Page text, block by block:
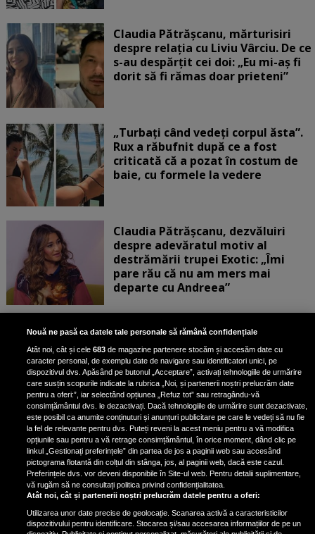
Claudia Pătrășcanu, mărturisiri
despre relația cu Liviu Vârciu. De ce
s-au despărțit cei doi: „Eu mi-aș fi
dorit să fi rămas doar prieteni”
„Turbați când vedeți corpul ăsta”.
Rux a răbufnit după ce a fost
criticată că a pozat în costum de
baie, cu formele la vedere
Claudia Pătrășcanu, dezvăluiri
despre adevăratul motiv al
destrămării trupei Exotic: „Îmi
pare rău că nu am mers mai
departe cu Andreea”
Scene incredibile! Ilinca Vandici a
pus mâna pe aparatul de
fotografiat al unui paparazzo și i l-
a aruncat la gunoi: „S-a dus la
poliție. Nu mai aveam aer”
Oana Moșneagu, mărturisiri
despre începutul relației cu Vlad
Gherman: „Eu am fost îngrozită de
aceasta posibilă relație”
Nouă ne pasă ca datele tale personale să rămână confidențiale
Atât noi, cât și cele683 de magazine partenere stocăm și accesăm date cu
caracter personal, de exemplu date de navigare sau identificatori unici, pe
dispozitivul dvs. Apăsând pe butonul „Acceptare”, activați tehnologiile de urmărire
care susțin scopurile indicate la rubrica „Noi, și partenerii noștri prelucrăm date
pentru a oferi:”, iar selectând opțiunea „Refuz tot” sau retragându-vă
consimțământul dvs. le dezactivați. Dacă tehnologiile de urmărire sunt dezactivate,
este posibil ca anumite conținuturi și anunțuri publicitare pe care le vedeți să nu fie
la fel de relevante pentru dvs. Puteți reveni la acest meniu pentru a vă modifica
opțiunile sau pentru a vă retrage consimțământul, în orice moment, dând clic pe
linkul „Gestionați preferințele” din partea de jos a paginii web sau accesând
pictograma flotantă din colțul din stânga, jos, al paginii web, dacă este cazul.
Preferințele dvs. vor deveni disponibile în Site-ul web. Pentru detalii suplimentare,
vă rugăm să ne consultați politica privind confidențialitatea.
Atât noi, cât și partenerii noștri prelucrăm datele pentru a oferi:
Utilizarea unor date precise de geolocație. Scanarea activă a caracteristicilor
dispozitivului pentru identificare. Stocarea și/sau accesarea informațiilor de pe un